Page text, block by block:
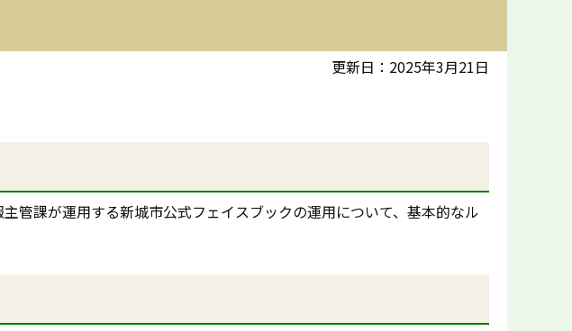
更新日：2025年3月21日
管課が運用する新城市公式フェイスブックの運用について、基本的なル